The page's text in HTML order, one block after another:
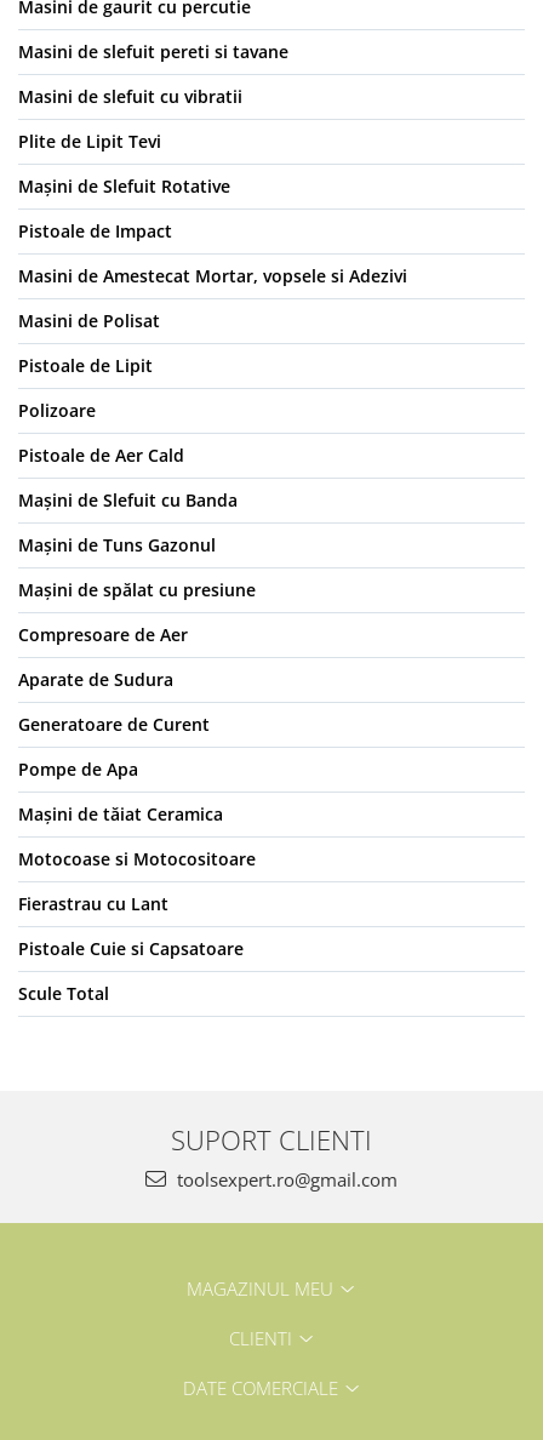
Masini de gaurit cu percutie
Masini de slefuit pereti si tavane
Masini de slefuit cu vibratii
Plite de Lipit Tevi
Mașini de Slefuit Rotative
Pistoale de Impact
Masini de Amestecat Mortar, vopsele si Adezivi
Masini de Polisat
Pistoale de Lipit
Polizoare
Pistoale de Aer Cald
Mașini de Slefuit cu Banda
Mașini de Tuns Gazonul
Mașini de spălat cu presiune
Compresoare de Aer
Aparate de Sudura
Generatoare de Curent
Pompe de Apa
Mașini de tăiat Ceramica
Motocoase si Motocositoare
Fierastrau cu Lant
Pistoale Cuie si Capsatoare
Scule Total
SUPORT CLIENTI
toolsexpert.ro@gmail.com
MAGAZINUL MEU
CLIENTI
DATE COMERCIALE